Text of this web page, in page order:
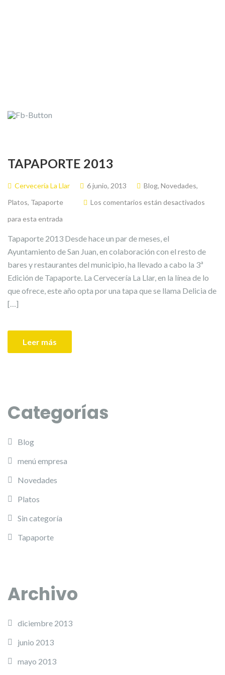
TAPAPORTE 2013
Cervecería La Llar 6 junio, 2013 Blog, Novedades,
Platos, Tapaporte
Los comentarios están desactivados
para esta entrada
Tapaporte 2013 Desde hace un par de meses, el
Ayuntamiento de San Juan, en colaboración con el resto de
bares y restaurantes del municipio, ha llevado a cabo la 3ª
Edición de Tapaporte. La Cervecería La Llar, en la línea de lo
que ofrece, este año opta por una tapa que se llama Delicia de
[…]
Leer más
Categorías
Blog
menú empresa
Novedades
Platos
Sin categoría
Tapaporte
Archivo
diciembre 2013
junio 2013
mayo 2013